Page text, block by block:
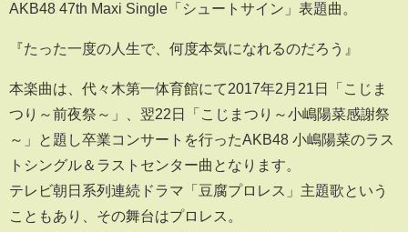
AKB48 47th Maxi Single「シュートサイン」表題曲。
『たった一度の人生で、何度本気になれるのだろう』
本楽曲は、代々木第一体育館にて2017年2月21日「こじま
つり～前夜祭～」、翌22日「こじまつり～小嶋陽菜感謝祭
～」と題し卒業コンサートを行ったAKB48 小嶋陽菜のラス
トシングル＆ラストセンター曲となります。
テレビ朝日系列連続ドラマ「豆腐プロレス」主題歌という
こともあり、その舞台はプロレス。